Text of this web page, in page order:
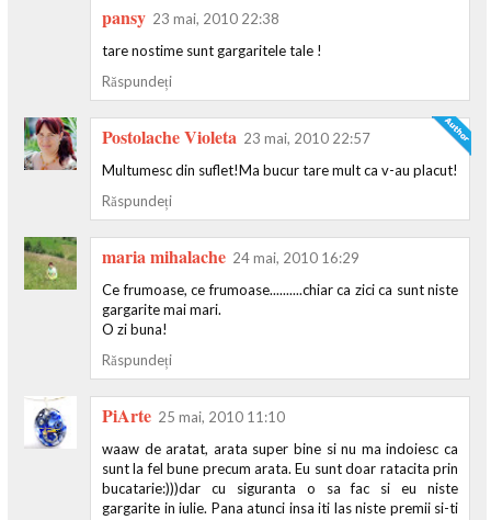
pansy 23 mai, 2010 22:38
tare nostime sunt gargaritele tale !
Răspundeți
Postolache Violeta 23 mai, 2010 22:57
Multumesc din suflet!Ma bucur tare mult ca v-au placut!
Răspundeți
maria mihalache 24 mai, 2010 16:29
Ce frumoase, ce frumoase..........chiar ca zici ca sunt niste
gargarite mai mari.
O zi buna!
Răspundeți
PiArte 25 mai, 2010 11:10
waaw de aratat, arata super bine si nu ma indoiesc ca
sunt la fel bune precum arata. Eu sunt doar ratacita prin
bucatarie:)))dar cu siguranta o sa fac si eu niste
gargarite in iulie. Pana atunci insa iti las niste premii si-ti